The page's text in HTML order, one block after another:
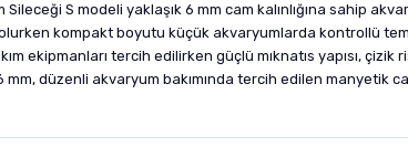
Sileceği S modeli yaklaşık 6 mm cam kalınlığına
kompakt boyutu küçük akvaryumlarda kontrollü
ekipmanları tercih edilirken güçlü mıknatıs yapısı,
S 6 mm, düzenli akvaryum bakımında tercih edilen